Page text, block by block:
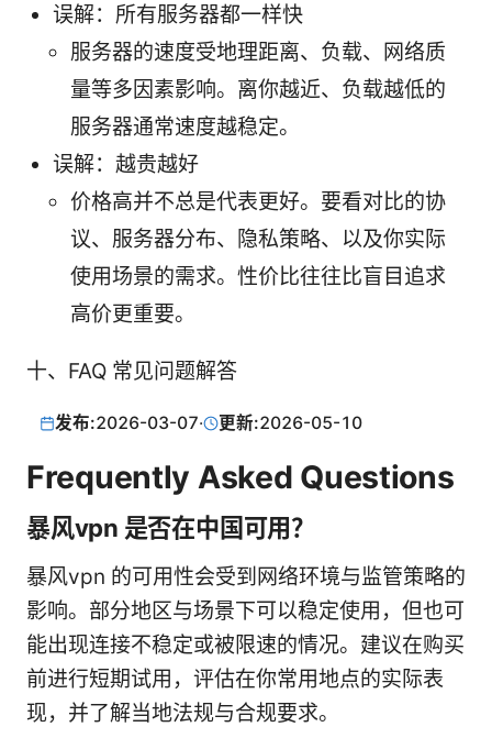
误解：所有服务器都一样快
服务器的速度受地理距离、负载、网络质
量等多因素影响。离你越近、负载越低的
服务器通常速度越稳定。
误解：越贵越好
价格高并不总是代表更好。要看对比的协
议、服务器分布、隐私策略、以及你实际
使用场景的需求。性价比往往比盲目追求
高价更重要。
十、FAQ 常见问题解答
发布:2026-03-07· 更新:2026-05-10
Frequently Asked Questions
暴风vpn 是否在中国可用？
暴风vpn 的可用性会受到网络环境与监管策略的
影响。部分地区与场景下可以稳定使用，但也可
能出现连接不稳定或被限速的情况。建议在购买
前进行短期试用，评估在你常用地点的实际表
现，并了解当地法规与合规要求。